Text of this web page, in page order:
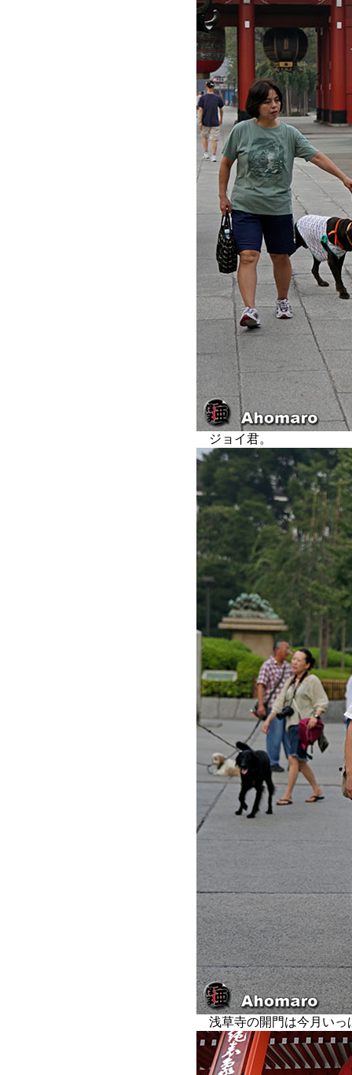
ジョイ君。
浅草寺の開門は今月い